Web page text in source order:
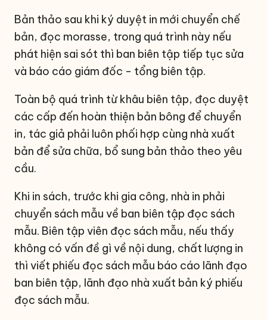
Bản thảo sau khi ký duyệt in mới chuyển chế
bản, đọc morasse, trong quá trình này nếu
phát hiện sai sót thì ban biên tập tiếp tục sửa
và báo cáo giám đốc - tổng biên tập.
Toàn bộ quá trình từ khâu biên tập, đọc duyệt
các cấp đến hoàn thiện bản bông để chuyển
in, tác giả phải luôn phối hợp cùng nhà xuất
bản để sửa chữa, bổ sung bản thảo theo yêu
cầu.
Khi in sách, trước khi gia công, nhà in phải
chuyển sách mẫu về ban biên tập đọc sách
mẫu. Biên tập viên đọc sách mẫu, nếu thấy
không có vấn đề gì về nội dung, chất lượng in
thì viết phiếu đọc sách mẫu báo cáo lãnh đạo
ban biên tập, lãnh đạo nhà xuất bản ký phiếu
đọc sách mẫu.